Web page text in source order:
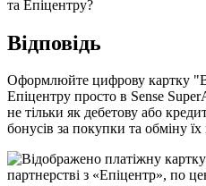
та Епіцентру?
Відповідь
Оформлюйте цифрову картку "
Епіцентру просто в Sense
не тільки як дебетову або креди
бонусів за покупки та обміну їх